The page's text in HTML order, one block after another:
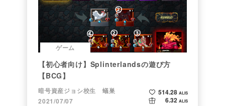
ゲーム
【初心者向け】Splinterlandsの遊び方
【BCG】
暗号資産ジョシ校生 蟻巣
2021/07/07
514.28 ALIS
6.32 ALIS